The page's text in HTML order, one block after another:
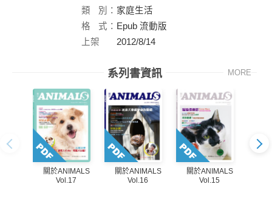
社：
類
別： 家庭生活
格
式： Epub 流動版
上架
2012/8/14
系列書資訊 MORE
關於ANIMALS
Vol.17
關於ANIMALS
Vol.16
關於ANIMALS
Vol.15